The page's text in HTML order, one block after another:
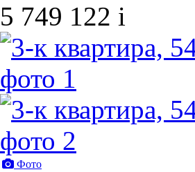
5 749 122 i
Фото